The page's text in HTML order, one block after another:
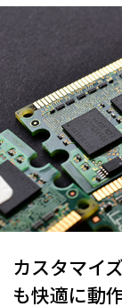
カスタマイ
も快適に動